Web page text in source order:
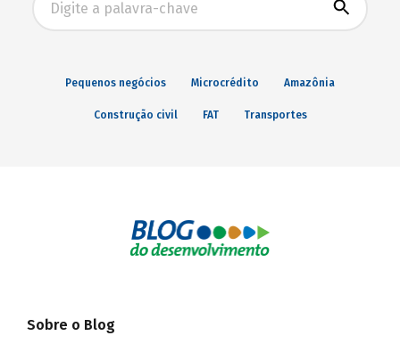
Pequenos negócios Microcrédito Amazônia
Construção civil FAT Transportes
Sobre o Blog